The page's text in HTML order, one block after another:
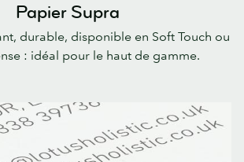
Papier Supra
durable, disponible en Soft Touch ou
: idéal pour le haut de gamme.